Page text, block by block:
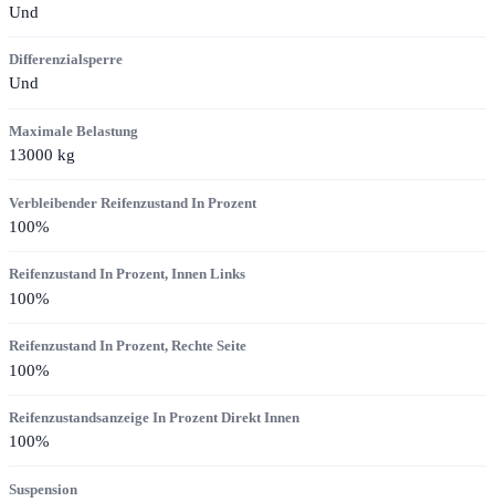
Und
Differenzialsperre
Und
Maximale Belastung
13000 kg
Verbleibender Reifenzustand In Prozent
100%
Reifenzustand In Prozent, Innen Links
100%
Reifenzustand In Prozent, Rechte Seite
100%
Reifenzustandsanzeige In Prozent Direkt Innen
100%
Suspension